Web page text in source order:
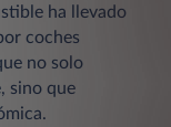
ha llevado
coches
no solo
sino que